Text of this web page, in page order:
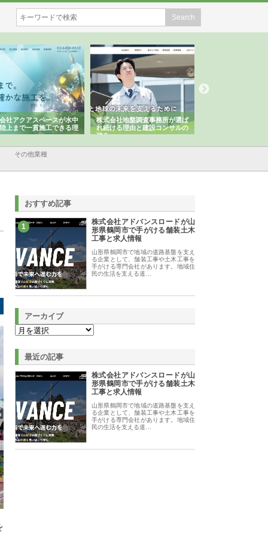
社アクアスペースが水中
上まで一貫施工できる理
株式会社地盤調査事務所が選ば
れ続ける理由と建設コンサルの
強み
その他業種
おすすめ記事
1
株式会社アドバンスロードが山
形県鶴岡市で手がける舗装土木
工事と求人情報
山形県鶴岡市で地域の道路基盤を支え
る企業として、舗装工事や土木工事を
手がける専門会社があります。地域住
民の生活を支える道…
アーカイブ
最近の記事
株式会社アドバンスロードが山
形県鶴岡市で手がける舗装土木
工事と求人情報
山形県鶴岡市で地域の道路基盤を支え
る企業として、舗装工事や土木工事を
手がける専門会社があります。地域住
民の生活を支える道…